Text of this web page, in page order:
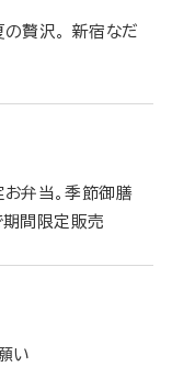
贅沢。 新宿なだ
弁当。季節御膳
期間限定販売
い